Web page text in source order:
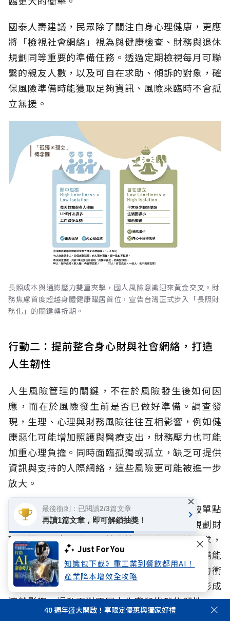
Just For You
知識包下載》重工業到餐飲都用AI！
產業降本增效全攻略
國泰人壽建議，民眾除了關注自身心理健康，更應
將「檢視社會網絡」視為與健康檢查、財務與退休
規劃同等重要的準備任務。透過定期檢視每月可聯
繫的親友人數，以及可自在求助、傾訴的對象，確
保風險準備時能獲取足夠資訊、風險來臨時不會孤
立無援。
長照成本與通膨壓力雙重夾擊，國人風險意識迎來黃金交叉。財
務焦慮首度超越身體健康躍居首位，宣告台灣正式步入「長照財
務化」的關鍵轉折期。
行動二：提前整合身心財與社會網絡，打造
人生韌性
人生風險管理的關鍵，不在於風險發生後如何因
應，而在於風險發生前是否已做好準備。調查發
現，生理、心理與財務風險往往互相影響，例如健
康惡化可能增加照護與醫療支出，財務壓力也可能
加重心理負擔。同時面臨孤獨或孤立，缺乏可提供
資訊與支持的人際網絡，這些風險更可能被進一步
放大。
因此，退休準備不應只著重財務，更必須打破單點
防禦，而應提早啟動全方位規劃，除了持續規劃財
務安排，也應同步思考健康管理、未來照護需求，
以及可提供支持的社會網絡。當不同面向的準備能
及早展開，不僅有助於降低風險對生活造成的衝
擊，更能避免健康、生活與財務因缺乏支持而形成
連鎖影響，提升面對不同人生階段挑戰的韌性。
40 週年盛大開啟！享限定優惠與獨家好禮
最後衝刺：已閱讀2/3篇文章
再讀1篇文章，即可解鎖抽獎！
×